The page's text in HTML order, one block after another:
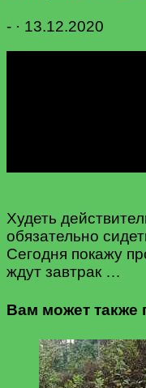
- · 13.12.2020
Худеть
обязательно
Сегодня покажу
ждут завтрак …
Вам может также